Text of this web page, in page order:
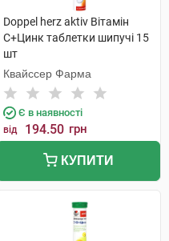
Doppel herz aktiv Вітамін
С+Цинк таблетки шипучі 15
шт
Квайссер Фарма
Є в наявності
від 194.50 грн
КУПИТИ